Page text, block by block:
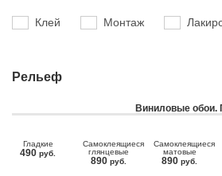
Клей Монтаж
Рельеф
Виниловые обои.
Гладкие
490 руб.
Самоклеящиеся
глянцевые
890 руб.
Самоклеящиеся
матовые
890 руб.